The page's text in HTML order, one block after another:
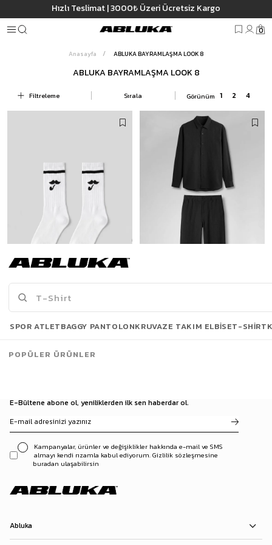
Hızlı Teslimat | 3000₺ Üzeri Ücretsiz Kargo
0
Anasayfa ABLUKA BAYRAMLAŞMA LOOK 8
ABLUKA BAYRAMLAŞMA LOOK 8
Filtreleme Sırala
Erkek Bıyık Baskılı Uzun Kolej Tenis Çorap Beyaz
Erkek Baggy Çizgili %100 Pamuk Gömlek Pantolon İkili Takım Siyah
E-Bültene abone ol, yeniliklerden ilk sen haberdar ol.
Kampanyalar, ürünler ve değişiklikler hakkında e-mail ve SMS
almayı kendi rızamla kabul ediyorum. Gizlilik sözleşmesine
buradan ulaşabilirsin
Abluka
SPOR ATLETBAGGY PANTOLONKRUVAZE TAKIM ELBISET-SHIRT
POPÜLER ÜRÜNLER